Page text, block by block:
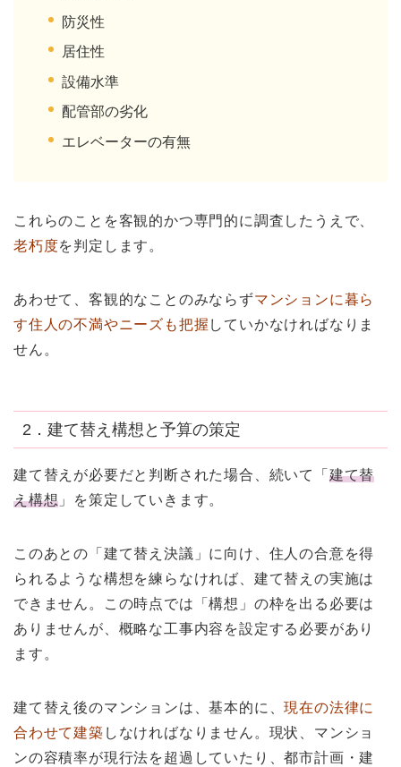
防災性
居住性
設備水準
配管部の劣化
エレベーターの有無
これらのことを客観的かつ専門的に調査したうえで、
老朽度を判定します。
あわせて、客観的なことのみならずマンションに暮ら
す住人の不満やニーズも把握 していかなければなりま
せん。
2．建て替え構想と予算の策定
建て替えが必要だと判断された場合、続いて「 建て替
え構想 」を策定していきます。
このあとの「建て替え決議」に向け、住人の合意を得
られるような構想を練らなければ、建て替えの実施は
できません。この時点では「構想」の枠を出る必要は
ありませんが、概略な工事内容を設定する必要があり
ます。
建て替え後のマンションは、基本的に、現在の法律に
合わせて建築 しなければなりません。現状、マンショ
ンの容積率が現行法を超過していたり、都市計画・建